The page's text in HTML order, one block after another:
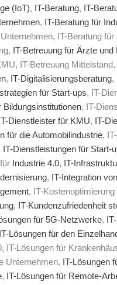
(IoT), IT-Beratung, IT-
, IT-Beratung für
IT-Beratung für
IT-Betreuung für Ärzte und
IT-Betreuung Mittelstand,
, IT-Digitalisierungsberatung,
für Start-ups, IT-
Bildungsinstitutionen, IT-
IT-Dienstleister für KMU, IT-
für die Automobilindustrie,
IT-Dienstleistungen für Start-
Industrie 4.0, IT-
, IT-Integration
, IT-
, IT-Kundenzufriedenheit
für 5G-Netzwerke,
IT-Lösungen für den
IT-Lösungen für
Unternehmen, IT-Lösungen
, IT-Lösungen für Remote-